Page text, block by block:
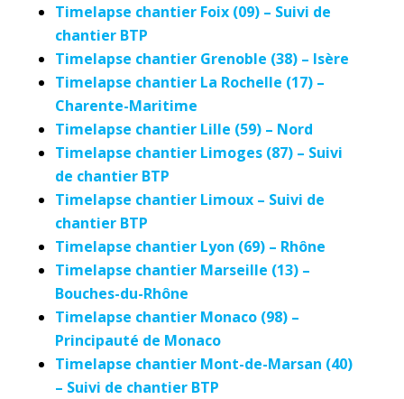
Timelapse chantier Foix (09) – Suivi de
chantier BTP
Timelapse chantier Grenoble (38) – Isère
Timelapse chantier La Rochelle (17) –
Charente-Maritime
Timelapse chantier Lille (59) – Nord
Timelapse chantier Limoges (87) – Suivi
de chantier BTP
Timelapse chantier Limoux – Suivi de
chantier BTP
Timelapse chantier Lyon (69) – Rhône
Timelapse chantier Marseille (13) –
Bouches-du-Rhône
Timelapse chantier Monaco (98) –
Principauté de Monaco
Timelapse chantier Mont-de-Marsan (40)
– Suivi de chantier BTP